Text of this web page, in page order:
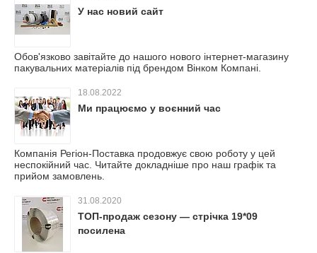
У нас новий сайт
Обов'язково завітайте до нашого нового інтернет-магазину
пакувальних матеріалів під брендом Вінком Компані.
18.08.2022
Ми працюємо у воєнний час
Компанія Регіон-Поставка продовжує свою роботу у цей
неспокійний час. Читайте докладніше про наш графік та
прийом замовлень.
31.08.2020
ТОП-продаж сезону — стрічка 19*09
посилена